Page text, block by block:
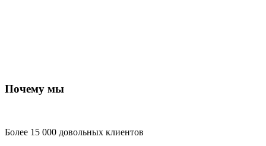
Почему мы
Более 15 000 довольных клиентов